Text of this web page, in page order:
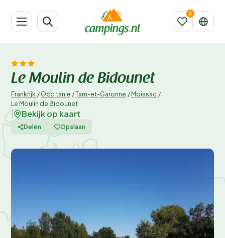
Le Moulin de Bidounet
Frankrijk / Occitanië /Tarn-et-Garonne / Moissac /
Le Moulin de Bidounet
Bekijk op kaart
Delen Opslaan